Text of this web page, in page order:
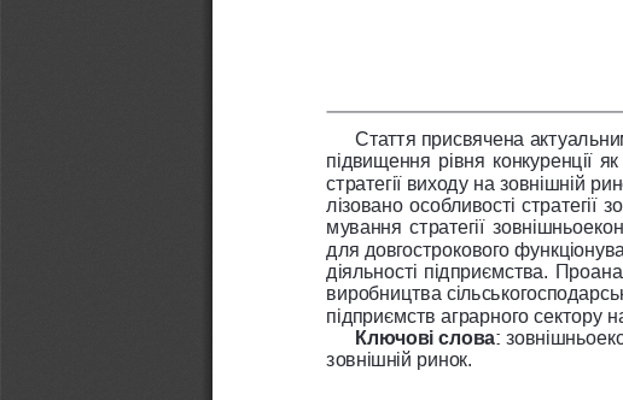
Стаття присвячена
підвищення рівня конкуренції
стратегії виходу на зовнішній
лізовано особливості
мування стратегії
для довгострокового
діяльності підприємства.
виробництва
підприємств аграрного сектору
Ключові слова:
зовнішній ринок.